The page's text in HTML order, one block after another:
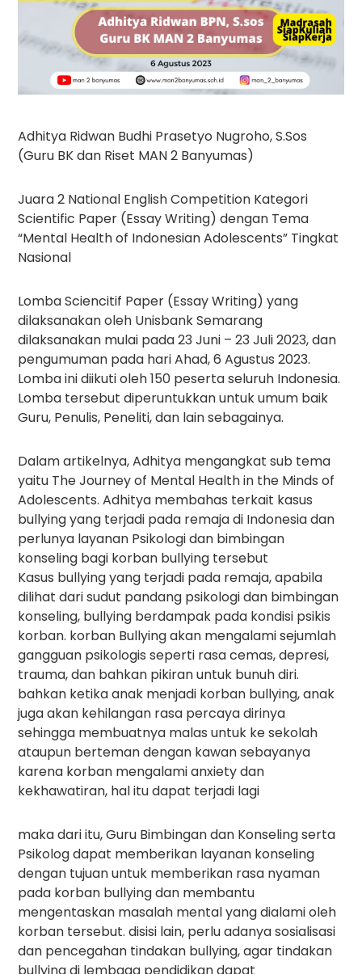
Adhitya Ridwan Budhi Prasetyo Nugroho, S.Sos
(Guru BK dan Riset MAN 2 Banyumas)
Juara 2 National English Competition Kategori
Scientific Paper (Essay Writing) dengan Tema
“Mental Health of Indonesian Adolescents” Tingkat
Nasional
Lomba Sciencitif Paper (Essay Writing) yang
dilaksanakan oleh Unisbank Semarang
dilaksanakan mulai pada 23 Juni – 23 Juli 2023, dan
pengumuman pada hari Ahad, 6 Agustus 2023.
Lomba ini diikuti oleh 150 peserta seluruh Indonesia.
Lomba tersebut diperuntukkan untuk umum baik
Guru, Penulis, Peneliti, dan lain sebagainya.
Dalam artikelnya, Adhitya mengangkat sub tema
yaitu The Journey of Mental Health in the Minds of
Adolescents. Adhitya membahas terkait kasus
bullying yang terjadi pada remaja di Indonesia dan
perlunya layanan Psikologi dan bimbingan
konseling bagi korban bullying tersebut
Kasus bullying yang terjadi pada remaja, apabila
dilihat dari sudut pandang psikologi dan bimbingan
konseling, bullying berdampak pada kondisi psikis
korban. korban Bullying akan mengalami sejumlah
gangguan psikologis seperti rasa cemas, depresi,
trauma, dan bahkan pikiran untuk bunuh diri.
bahkan ketika anak menjadi korban bullying, anak
juga akan kehilangan rasa percaya dirinya
sehingga membuatnya malas untuk ke sekolah
ataupun berteman dengan kawan sebayanya
karena korban mengalami anxiety dan
kekhawatiran, hal itu dapat terjadi lagi
maka dari itu, Guru Bimbingan dan Konseling serta
Psikolog dapat memberikan layanan konseling
dengan tujuan untuk memberikan rasa nyaman
pada korban bullying dan membantu
mengentaskan masalah mental yang dialami oleh
korban tersebut. disisi lain, perlu adanya sosialisasi
dan pencegahan tindakan bullying, agar tindakan